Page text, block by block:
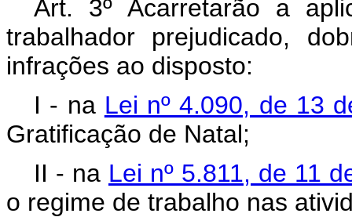
Art. 3º Acarretarão a
trabalhador prejudicado,
infrações ao disposto:
I - na Lei nº 4.090, de 13
Gratificação de Natal;
II - na Lei nº 5.811, de 11
o regime de trabalho nas